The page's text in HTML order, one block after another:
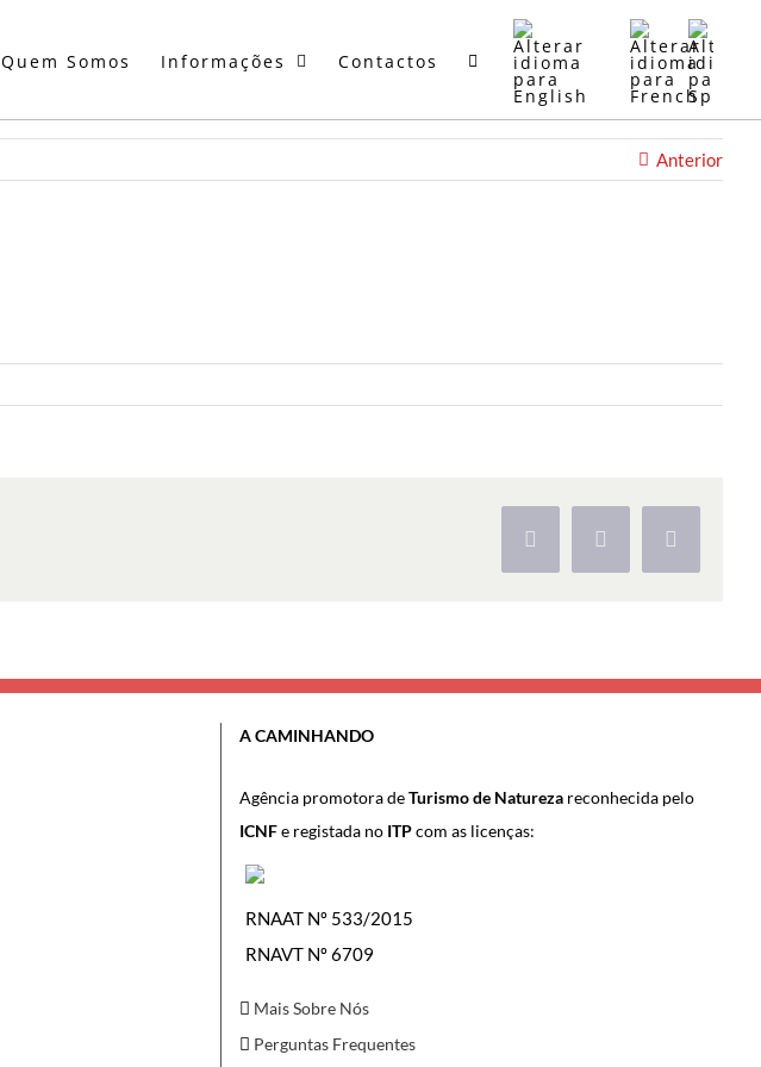
Quem Somos Informações Contactos
Anterior
Facebook
X Pinterest
A CAMINHANDO
Agência promotora deTurismo de Natureza reconhecida pelo
ICNFe registada no ITPcom as licenças:
RNAAT Nº 533/2015
RNAVT Nº 6709
Mais Sobre Nós
Perguntas Frequentes